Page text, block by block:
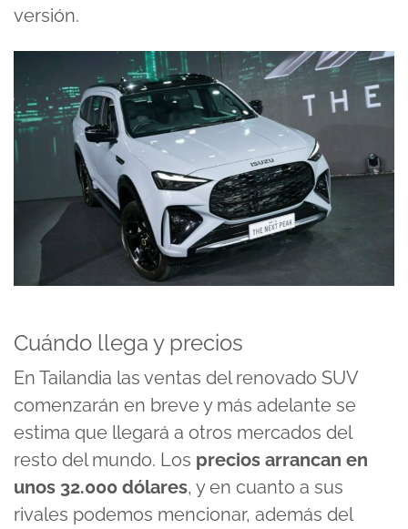
versión.
Cuándo llega y precios
En Tailandia las ventas del renovado SUV
comenzarán en breve y más adelante se
estima que llegará a otros mercados del
resto del mundo. Los precios arrancan en
unos 32.000 dólares, y en cuanto a sus
rivales podemos mencionar, además del